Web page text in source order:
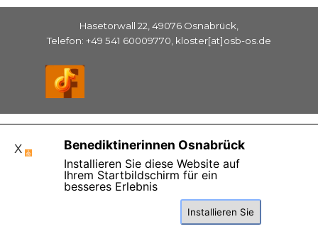
Hasetorwall 22, 49076 Osnabrück,
Telefon: +49 541 60009770, kloster[at]osb-os.de
Benediktinerinnen Osnabrück
Installieren Sie diese Website auf
Ihrem Startbildschirm für ein
besseres Erlebnis
Installieren Sie
X